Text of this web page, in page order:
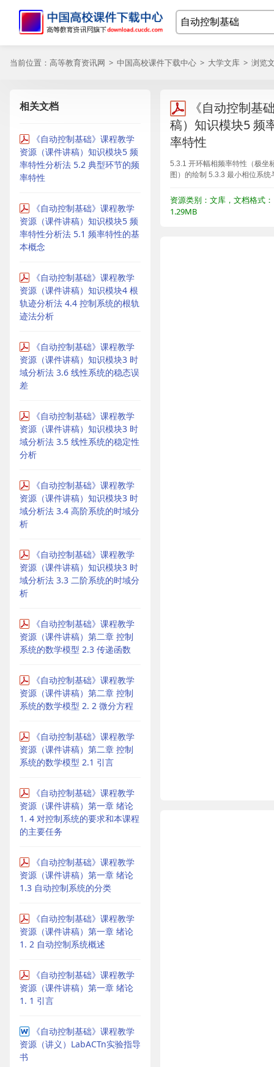
当前位置： 高等教育资讯网 > 中国高校课件下载中心 > 大学文库 > 浏览
相关文档
《自动控制基础》课程教学
资源（课件讲稿）知识模块5 频
率特性分析法 5.2 典型环节的频
率特性
《自动控制基础》课程教学
资源（课件讲稿）知识模块5 频
率特性分析法 5.1 频率特性的基
本概念
《自动控制基础》课程教学
资源（课件讲稿）知识模块4 根
轨迹分析法 4.4 控制系统的根轨
迹法分析
《自动控制基础》课程教学
资源（课件讲稿）知识模块3 时
域分析法 3.6 线性系统的稳态误
差
《自动控制基础》课程教学
资源（课件讲稿）知识模块3 时
域分析法 3.5 线性系统的稳定性
分析
《自动控制基础》课程教学
资源（课件讲稿）知识模块3 时
域分析法 3.4 高阶系统的时域分
析
《自动控制基础》课程教学
资源（课件讲稿）知识模块3 时
域分析法 3.3 二阶系统的时域分
析
《自动控制基础》课程教学
资源（课件讲稿）第二章 控制
系统的数学模型 2.3 传递函数
《自动控制基础》课程教学
资源（课件讲稿）第二章 控制
系统的数学模型 2. 2 微分方程
《自动控制基础》课程教学
资源（课件讲稿）第二章 控制
系统的数学模型 2.1 引言
《自动控制基础》课程教学
资源（课件讲稿）第一章 绪论
1. 4 对控制系统的要求和本课程
的主要任务
《自动控制基础》课程教学
资源（课件讲稿）第一章 绪论
1.3 自动控制系统的分类
《自动控制基础》课程教学
资源（课件讲稿）第一章 绪论
1. 2 自动控制系统概述
《自动控制基础》课程教学
资源（课件讲稿）第一章 绪论
1. 1 引言
《自动控制基础》课程教学
资源（讲义）LabACTn实验指导
书
《自动控制基
稿）知识模块5 频
率特性
5.3.1 开环幅相频率特性（极坐
图）的绘制 5.3.3 最小相位系
资源类别：文库，文档格式
1.29MB